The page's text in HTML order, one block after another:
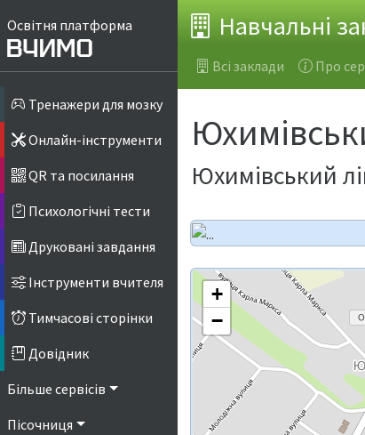
Освітня платформа
Тренажери для мозку
Онлайн-інструменти
QR та посилання
Психологічні тести
Друковані завдання
Інструменти вчителя
Тимчасові сторінки
Довідник
Більше сервісів
Пісочниця
Навчальні
Всі заклади Про
Юхимівський
+
−